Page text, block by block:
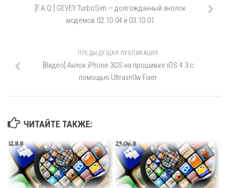
[F.A.Q.] GEVEY TurboSim — долгожданный анолок
модемов 02.10.04 и 03.10.01
ПРЕДЫДУЩАЯ ПУБЛИКАЦИЯ
[Видео] Анлок iPhone 3GS на прошивке iOS 4.3 с
помощью Ultrasn0w Fixer
ЧИТАЙТЕ ТАКЖЕ: